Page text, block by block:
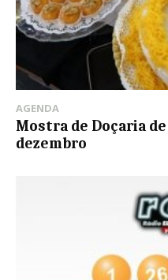
AGENDA
Mostra de Doçaria de
dezembro